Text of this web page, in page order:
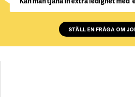
STÄLL EN FRÅGA OM